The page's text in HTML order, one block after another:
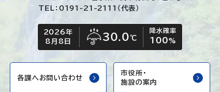
TEL：0191-21-2111（代表）
今日の日付
2026年
8月8日
今日の天気
雨
30.0 ℃
降水確率
100%
各課へお問い合わせ
市役所・
施設の案内